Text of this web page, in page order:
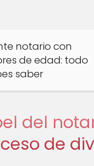
notario con
de edad: todo
saber
del
de